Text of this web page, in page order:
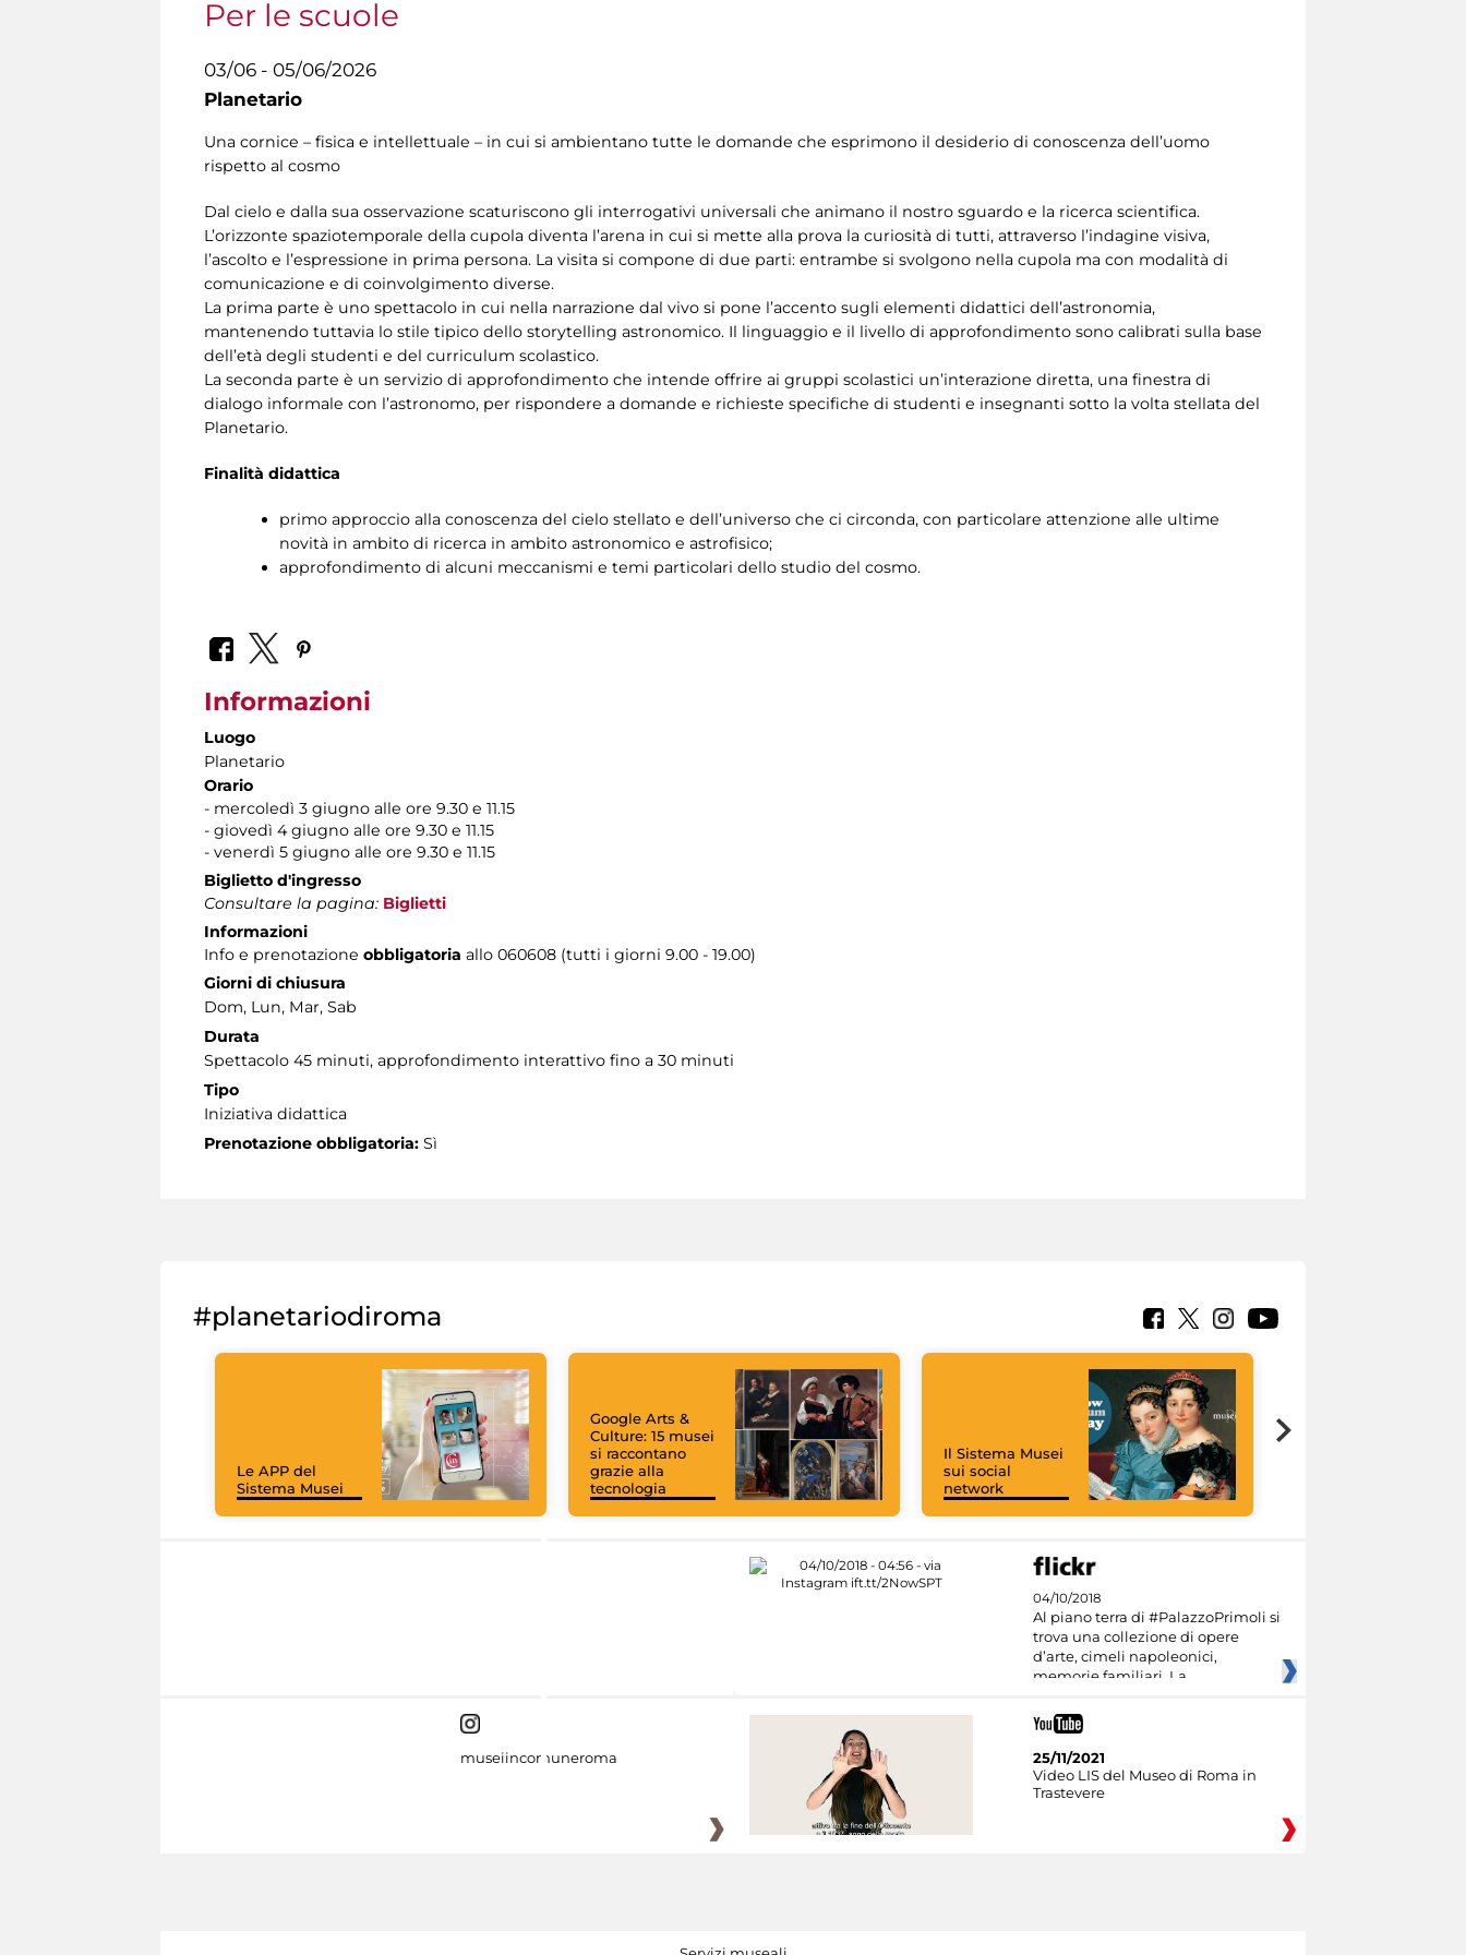
Per le scuole
03/06 - 05/06/2026
Planetario
Una cornice – fisica e intellettuale – in cui si ambientano tutte le domande che esprimono il desiderio di conoscenza dell’uomo
rispetto al cosmo
Dal cielo e dalla sua osservazione scaturiscono gli interrogativi universali che animano il nostro sguardo e la ricerca scientifica.
L’orizzonte spaziotemporale della cupola diventa l’arena in cui si mette alla prova la curiosità di tutti, attraverso l’indagine visiva,
l’ascolto e l’espressione in prima persona. La visita si compone di due parti: entrambe si svolgono nella cupola ma con modalità di
comunicazione e di coinvolgimento diverse.
La prima parte è uno spettacolo in cui nella narrazione dal vivo si pone l’accento sugli elementi didattici dell’astronomia,
mantenendo tuttavia lo stile tipico dello storytelling astronomico. Il linguaggio e il livello di approfondimento sono calibrati sulla base
dell’età degli studenti e del curriculum scolastico.
La seconda parte è un servizio di approfondimento che intende offrire ai gruppi scolastici un’interazione diretta, una finestra di
dialogo informale con l’astronomo, per rispondere a domande e richieste specifiche di studenti e insegnanti sotto la volta stellata del
Planetario.
Finalità didattica
primo approccio alla conoscenza del cielo stellato e dell’universo che ci circonda, con particolare attenzione alle ultime
novità in ambito di ricerca in ambito astronomico e astrofisico;
approfondimento di alcuni meccanismi e temi particolari dello studio del cosmo.
Informazioni
Luogo
Planetario
Orario
- mercoledì 3 giugno alle ore 9.30 e 11.15
- giovedì 4 giugno alle ore 9.30 e 11.15
- venerdì 5 giugno alle ore 9.30 e 11.15
Biglietto d'ingresso
Consultare la pagina: Biglietti
Informazioni
Info e prenotazione obbligatoria allo 060608 (tutti i giorni 9.00 - 19.00)
Giorni di chiusura
Dom, Lun, Mar, Sab
Durata
Spettacolo 45 minuti, approfondimento interattivo fino a 30 minuti
Tipo
Iniziativa didattica
Prenotazione obbligatoria: Sì
#planetariodiroma
Le APP del
Sistema Musei
Google Arts &
Culture: 15 musei
si raccontano
grazie alla
tecnologia
Il Sistema Musei
sui social
network
04/10/2018
Al piano terra di #PalazzoPrimoli si
trova una collezione di opere
d’arte, cimeli napoleonici,
memorie familiari. La
museiincomuneroma
25/11/2021
Video LIS del Museo di Roma in
Trastevere